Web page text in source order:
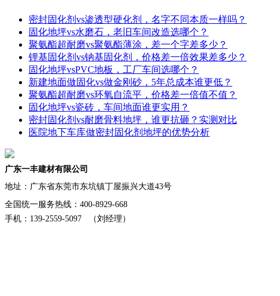
密封固化剂vs渗透型硬化剂，名字不同本质一样吗？
固化地坪vs水磨石，老旧车间改造选哪个？
聚氨酯超耐磨vs聚氨酯薄涂，差一个字差多少？
锂基固化剂vs钠基固化剂，价格差一倍效果差多少？
固化地坪vsPVC地板，工厂车间选哪个？
新建地面做固化vs做金刚砂，5年总成本谁更低？
聚氨酯超耐磨vs环氧自流平，价格差一倍值不值？
固化地坪vs瓷砖，车间地面谁更实用？
密封固化剂vs耐磨骨料地坪，谁更抗砸？实测对比
医院地下车库做密封固化剂地坪的优势分析
广东一丰建材有限公司
地址： 广东省东莞市东坑镇丁屋振兴大道43号
全国统一服务热线：400-8929-668
手机：139-2559-5097 （刘经理）